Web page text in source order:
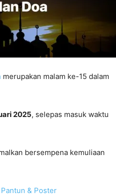
merupakan malam ke-15 dalam
2025, selepas masuk waktu
bersempena kemuliaan
& Poster